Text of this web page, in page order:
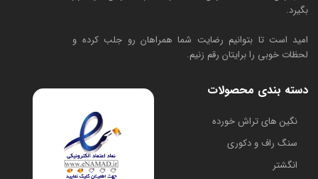
بگیرد.
امید است تا بتوانیم رضایت شما همراهان رو جلب کرده و
لحظات خوبی را برایتان رقم زنیم.
دسته بندی محصولات
​نگین های تراش خورده
سنگ راف و دکوری
انگشتر